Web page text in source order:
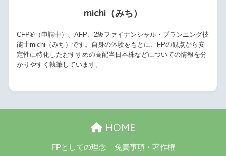
michi（みち）
CFP®（申請中）、AFP、2級ファイナンシャル・プランニング技
能士michi（みち）です。自身の体験をもとに、FPの観点から安
定性に特化したおすすめの高配当日本株などについての情報を分
かりやすく執筆しています。
HOME
FPとしての理念 免責事項・著作権